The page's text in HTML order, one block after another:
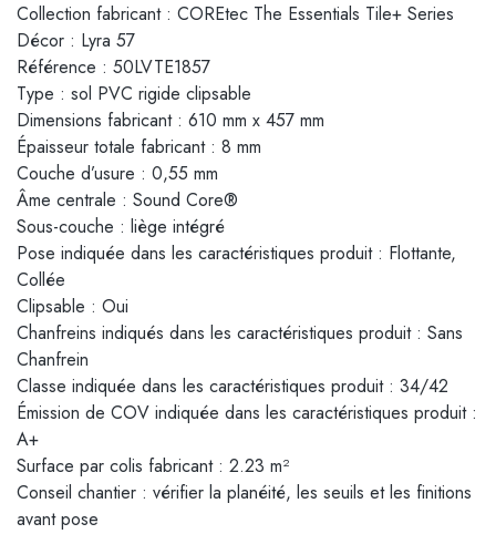
Collection fabricant : COREtec The Essentials Tile+ Series
Décor : Lyra 57
Référence : 50LVTE1857
Type : sol PVC rigide clipsable
Dimensions fabricant : 610 mm x 457 mm
Épaisseur totale fabricant : 8 mm
Couche d’usure : 0,55 mm
Âme centrale : Sound Core®
Sous-couche : liège intégré
Pose indiquée dans les caractéristiques produit : Flottante,
Collée
Clipsable : Oui
Chanfreins indiqués dans les caractéristiques produit : Sans
Chanfrein
Classe indiquée dans les caractéristiques produit : 34/42
Émission de COV indiquée dans les caractéristiques produit :
A+
Surface par colis fabricant : 2.23 m²
Conseil chantier : vérifier la planéité, les seuils et les finitions
avant pose